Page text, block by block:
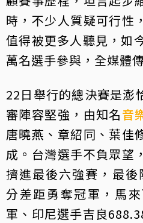
時，不少人質疑可行性
值得被更多人聽見，如
萬名選手參與，全媒體
22日舉行的總決賽是澎
審陣容堅強，由知名音
唐曉燕、章紹同、葉佳
成。台灣選手不負眾望
擠進最後六強賽，最
分差距勇奪冠軍，馬
軍、印尼選手吉良